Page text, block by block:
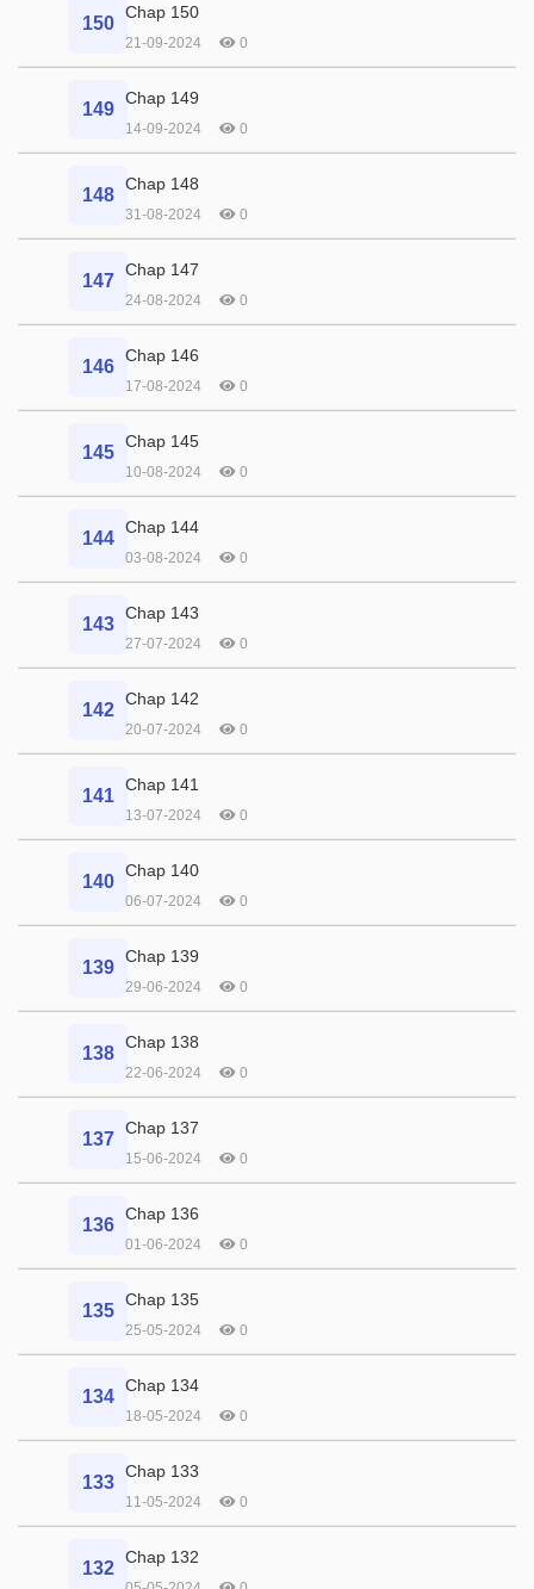
150
Chap 150
21-09-2024 0
149
Chap 149
14-09-2024 0
148
Chap 148
31-08-2024 0
147
Chap 147
24-08-2024 0
146
Chap 146
17-08-2024 0
145
Chap 145
10-08-2024 0
144
Chap 144
03-08-2024 0
143
Chap 143
27-07-2024 0
142
Chap 142
20-07-2024 0
141
Chap 141
13-07-2024 0
140
Chap 140
06-07-2024 0
139
Chap 139
29-06-2024 0
138
Chap 138
22-06-2024 0
137
Chap 137
15-06-2024 0
136
Chap 136
01-06-2024 0
135
Chap 135
25-05-2024 0
134
Chap 134
18-05-2024 0
133
Chap 133
11-05-2024 0
132
Chap 132